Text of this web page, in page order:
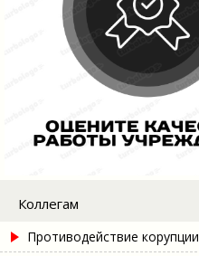
Коллегам
Противодействие корупции